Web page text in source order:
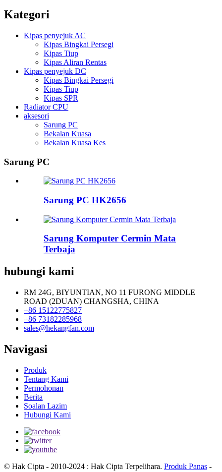
Kategori
Kipas penyejuk AC
Kipas Bingkai Persegi
Kipas Tiup
Kipas Aliran Rentas
Kipas penyejuk DC
Kipas Bingkai Persegi
Kipas Tiup
Kipas SPR
Radiator CPU
aksesori
Sarung PC
Bekalan Kuasa
Bekalan Kuasa Kes
Sarung PC
Sarung PC HK2656
Sarung Komputer Cermin Mata
Terbaja
hubungi kami
RM 24G, BIYUNTIAN, NO 11 FURONG MIDDLE
ROAD (2DUAN) CHANGSHA, CHINA
+86 15122775827
+86 73182285968
sales@hekangfan.com
Navigasi
Produk
Tentang Kami
Permohonan
Berita
Soalan Lazim
Hubungi Kami
© Hak Cipta - 2010-2024 : Hak Cipta Terpelihara. Produk Panas -